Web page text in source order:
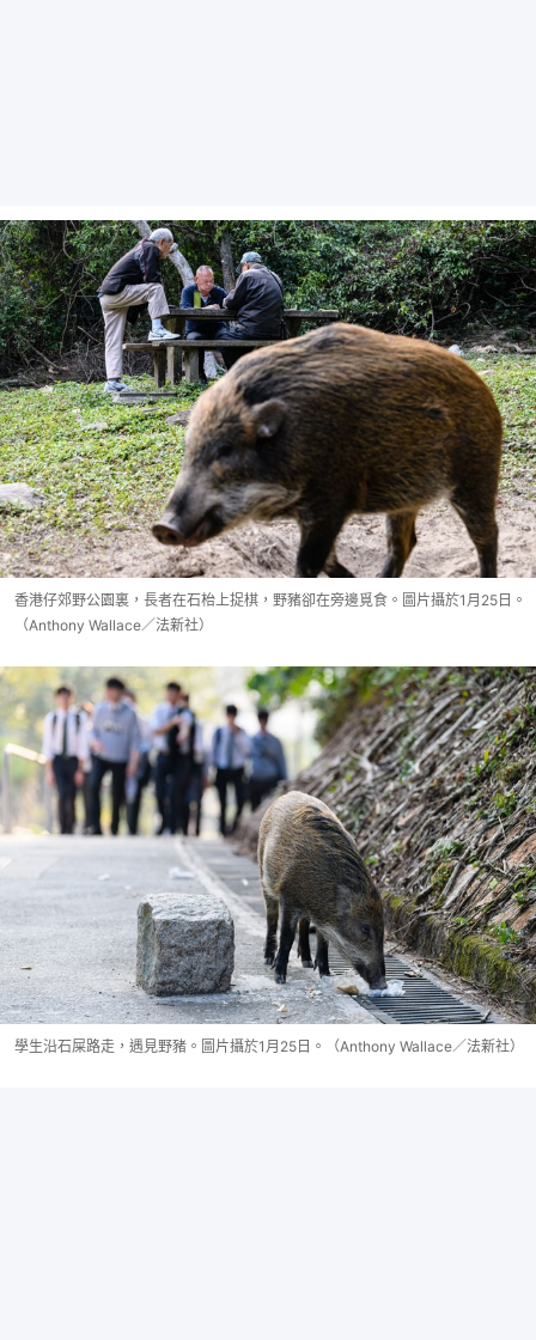
香港仔郊野公園裏，長者在石枱上捉棋，野豬卻在旁邊覓食。圖片攝於1月25日。
（Anthony Wallace／法新社）
學生沿石屎路走，遇見野豬。圖片攝於1月25日。（Anthony Wallace／法新社）